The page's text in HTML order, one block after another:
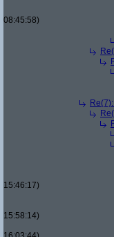
08:45:58)
15:46:17)
15:58:14)